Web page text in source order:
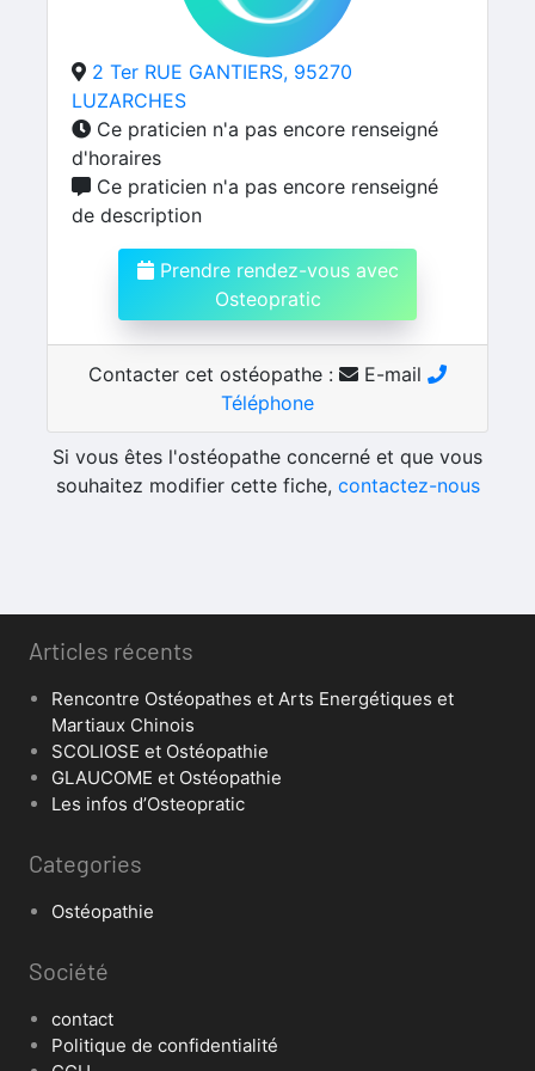
2 Ter RUE GANTIERS, 95270
LUZARCHES
Ce praticien n'a pas encore renseigné
d'horaires
Ce praticien n'a pas encore renseigné
de description
Prendre rendez-vous avec
Osteopratic
Contacter cet ostéopathe :
E-mail
Téléphone
Si vous êtes l'ostéopathe concerné et que vous
souhaitez modifier cette fiche, contactez-nous
Articles récents
Rencontre Ostéopathes et Arts Energétiques et
Martiaux Chinois
SCOLIOSE et Ostéopathie
GLAUCOME et Ostéopathie
Les infos d’Osteopratic
Categories
Ostéopathie
Société
contact
Politique de confidentialité